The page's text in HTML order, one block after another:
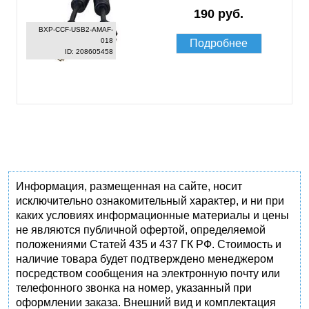
BXP-CCF-USB2-AMAF-
018
ID: 208605458
190 руб.
Подробнее
Информация, размещенная на сайте, носит
исключительно ознакомительный характер, и ни при
каких условиях информационные материалы и цены
не являются публичной офертой, определяемой
положениями Статей 435 и 437 ГК РФ. Стоимость и
наличие товара будет подтверждено менеджером
посредством сообщения на электронную почту или
телефонного звонка на номер, указанный при
оформлении заказа. Внешний вид и комплектация